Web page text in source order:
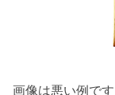
画像は悪い例で